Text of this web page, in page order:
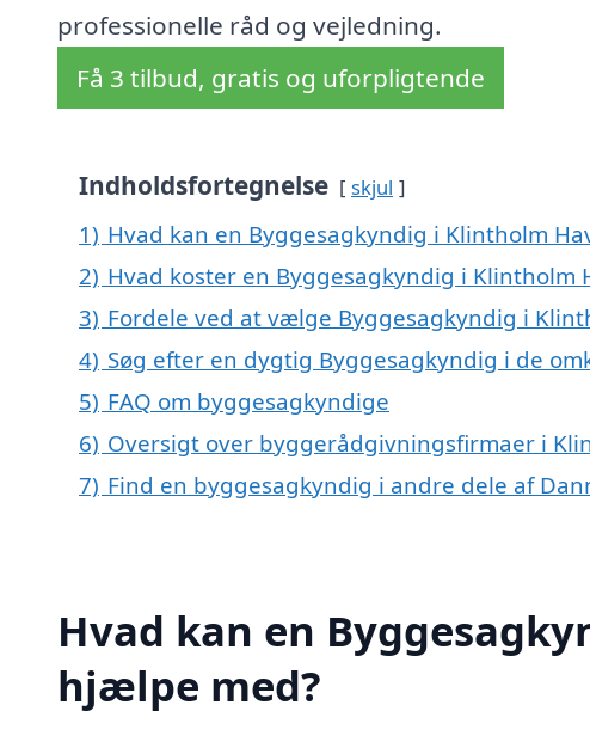
professionelle råd og vejledning.
Få 3 tilbud, gratis og uforpligtende
Indholdsfortegnelse skjul
1) Hvad kan en Byggesagkyndig i Klintholm
2) Hvad koster en Byggesagkyndig i Klintholm
3) Fordele ved at vælge Byggesagkyndig i
4) Søg efter en dygtig Byggesagkyndig i de
5) FAQ om byggesagkyndige
6) Oversigt over byggerådgivningsfirmaer i
7) Find en byggesagkyndig i andre dele af
Hvad kan en
hjælpe med?